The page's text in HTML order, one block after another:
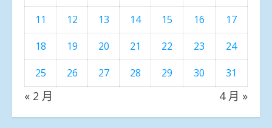
11
12 13 14 15 16
17
18
19 20 21 22 23
24
25
26 27 28 29 30 31
« 2 月 4 月 »